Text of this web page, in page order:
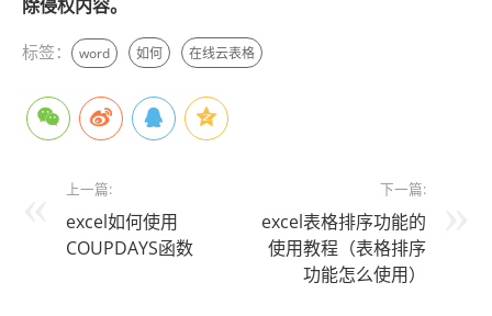
除侵权内容。
标签： word 如何 在线云表格
上一篇:
excel如何使用
COUPDAYS函数
下一篇:
excel表格排序功能的
使用教程（表格排序
功能怎么使用）